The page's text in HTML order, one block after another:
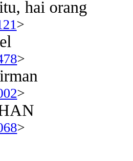
hai orang
>
>
>
>